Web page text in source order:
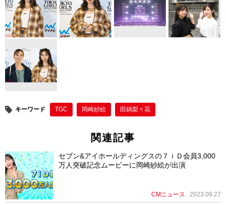
キーワード TGC 岡崎紗絵 田鍋梨々花
関連記事
セブン&アイホールディングスの７ｉＤ会員3,000
万人突破記念ムービーに岡崎紗絵が出演
CMニュース 2023.09.27